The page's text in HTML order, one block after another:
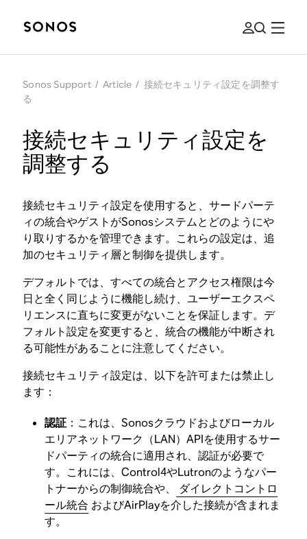
Sonos Support / Article / 接続セキュリティ設定を調整す
る
接続セキュリティ設定を
調整する
接続セキュリティ設定を使用すると、サードパーテ
ィの統合やゲストがSonosシステムとどのようにや
り取りするかを管理できます。これらの設定は、追
加のセキュリティ層と制御を提供します。
デフォルトでは、すべての統合とアクセス権限は今
日と全く同じように機能し続け、ユーザーエクスペ
リエンスに直ちに変更がないことを保証します。デ
フォルト設定を変更すると、統合の機能が中断され
る可能性があることに注意してください。
接続セキュリティ設定は、以下を許可または禁止し
ます：
認証 ：これは、Sonosクラウドおよびローカル
エリアネットワーク（LAN）APIを使用するサー
ドパーティの統合に適用され、認証が必要で
す。これには、Control4やLutronのようなパー
トナーからの制御統合や、
ダイレクトコントロ
ール統合 およびAirPlayを介した接続が含まれま
す。